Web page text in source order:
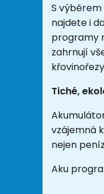
S výběrem
najdete i
programy
zahrnují
Tiché,
vzájemná
nejen
Aku